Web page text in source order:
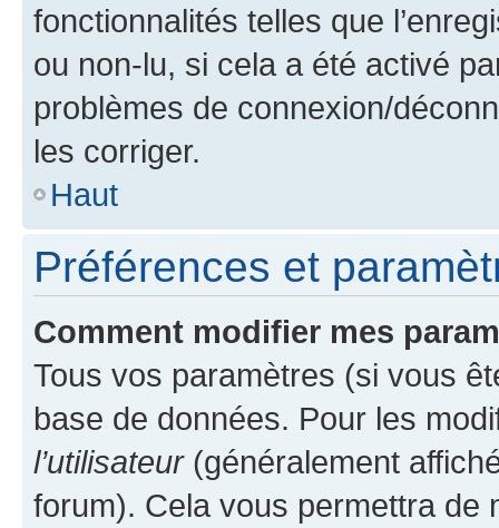
fonctionnalités telles que
ou non-lu, si cela a été activé
problèmes de connexion/
les corriger.
Haut
Préférences et
Comment modifier mes
Tous vos paramètres (si vous
base de données. Pour les
l’utilisateur(généralement
forum). Cela vous permettra de